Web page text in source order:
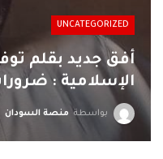
UNCATEGORIZED
أفق جديد بقلم
الإسلامية :
بواسطة منصة السودان